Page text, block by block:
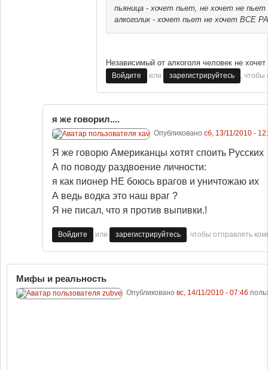
пьяница - хочет пьет, не хочет не пьет
алкоголик - хочет пьет не хочет ВСЕ
Независимый от алкоголя человек не хочет
Войдите или зарегистрируйтесь ,
я же говорил....
Опубликовано сб, 13/11/2010 -
Я же говорю Американцы хотят споить Русских
А по поводу раздвоение личности:
я как пионер НЕ боюсь врагов и уничтожаю их
А ведь водка это наш враг ?
Я не писал, что я против выпивки.!
Войдите или зарегистрируйтесь , чтобы отправлять
Мифы и реальность
Опубликовано вс, 14/11/2010 - 07:46